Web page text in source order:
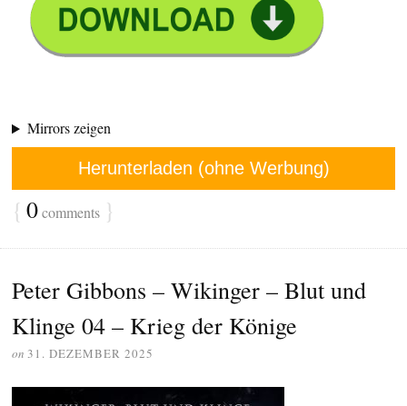
Mirrors zeigen
Herunterladen (ohne Werbung)
{ 0comments }
Peter Gibbons – Wikinger – Blut und
Klinge 04 – Krieg der Könige
on 31. DEZEMBER 2025